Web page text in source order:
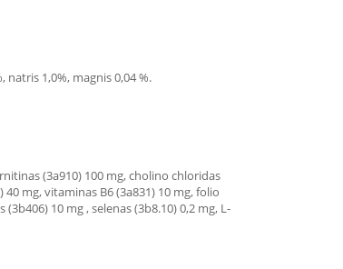
natris 1,0%, magnis 0,04 %.
(3a910) 100 mg, cholino chloridas
mg, vitaminas B6 (3a831) 10 mg, folio
10 mg , selenas (3b8.10) 0,2 mg, L-